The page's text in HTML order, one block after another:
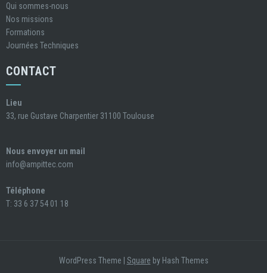
Qui sommes-nous
Nos missions
Formations
Journées Techniques
CONTACT
Lieu
33, rue Gustave Charpentier 31100 Toulouse
Nous envoyer un mail
info@ampittec.com
Téléphone
T: 33 6 37 54 01 18
WordPress Theme Square by Hash Themes